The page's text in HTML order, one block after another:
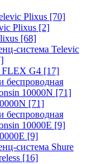
Plixus [70]
Plixus [2]
[68]
система Televic
FLEX G4 [17]
беспроводная
10000N [71]
[71]
беспроводная
10000E [9]
[9]
система Shure
[16]